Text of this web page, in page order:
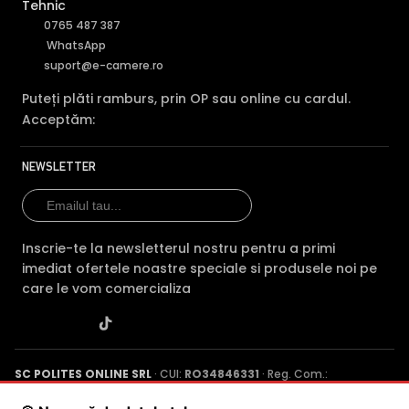
BLC (Backlight Compensation)
Functia BLC (compensarea luminii din spate) cu care este
dotata camera de supraveghere video DAHUA HY-
SAV849HA-E, permite ca obiectele aflate pe un fundal
foarte luminos, de exemplu, in dreptul unei ferestre sau a
Tehnic
0765 487 387
WhatsApp
suport@e-camere.ro
Puteți plăti ramburs, prin OP sau online cu cardul.
Acceptăm:
NEWSLETTER
Inscrie-te la newsletterul nostru pentru a primi
imediat ofertele noastre speciale si produsele noi pe
care le vom comercializa
SC POLITES ONLINE SRL · CUI: RO34846331 · Reg. Com.: